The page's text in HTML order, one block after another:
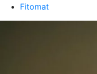
Fitomat